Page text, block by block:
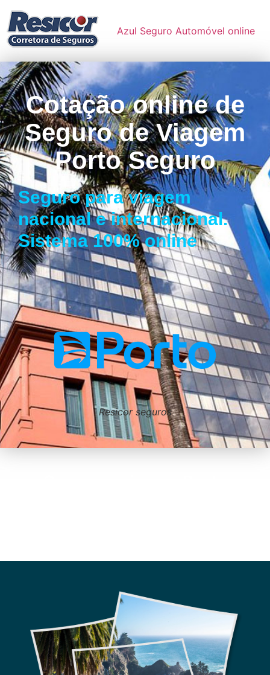
Azul Seguro Automóvel online
Cotação online de
Seguro de Viagem
Porto Seguro
Seguro para viagem
nacional e internacional.
Sistema 100% online
Resicor seguros